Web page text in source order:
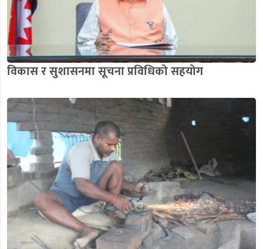
विकास र सुशासनमा सूचना प्रविधिको सहयोग